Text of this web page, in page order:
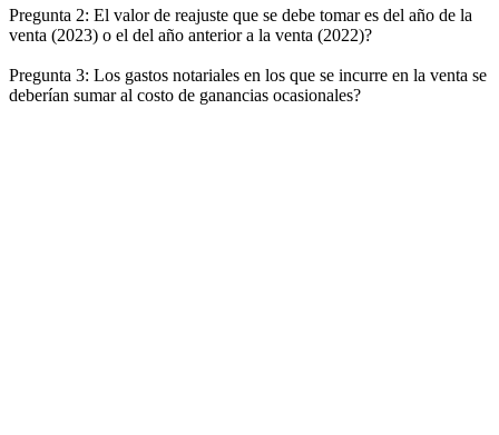
Pregunta 2: El valor de reajuste que se debe tomar es del año de la
venta (2023) o el del año anterior a la venta (2022)?
Pregunta 3: Los gastos notariales en los que se incurre en la venta se
deberían sumar al costo de ganancias ocasionales?